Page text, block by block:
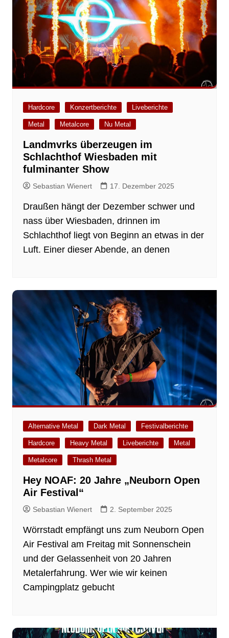
Hardcore Konzertberichte Liveberichte
Metal Metalcore Nu Metal
Landmvrks überzeugen im
Schlachthof Wiesbaden mit
fulminanter Show
Sebastian Wienert 17. Dezember 2025
Draußen hängt der Dezember schwer und
nass über Wiesbaden, drinnen im
Schlachthof liegt von Beginn an etwas in der
Luft. Einer dieser Abende, an denen
Alternative Metal Dark Metal Festivalberichte
Hardcore Heavy Metal Liveberichte Metal
Metalcore Thrash Metal
Hey NOAF: 20 Jahre „Neuborn Open
Air Festival“
Sebastian Wienert 2. September 2025
Wörrstadt empfängt uns zum Neuborn Open
Air Festival am Freitag mit Sonnenschein
und der Gelassenheit von 20 Jahren
Metalerfahrung. Wer wie wir keinen
Campingplatz gebucht